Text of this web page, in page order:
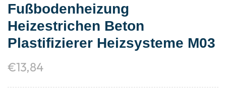
Fußbodenheizung
Heizestrichen Beton
Plastifizierer Heizsysteme M03
€13,84